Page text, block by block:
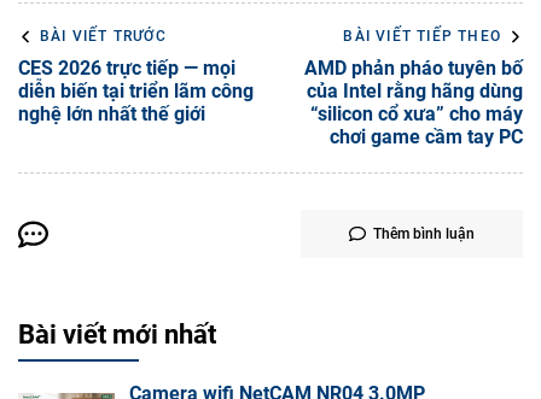
BÀI VIẾT TRƯỚC
CES 2026 trực tiếp — mọi
diễn biến tại triển lãm công
nghệ lớn nhất thế giới
BÀI VIẾT TIẾP THEO
AMD phản pháo tuyên bố
của Intel rằng hãng dùng
“silicon cổ xưa” cho máy
chơi game cầm tay PC
Thêm bình luận
Bài viết mới nhất
Camera wifi NetCAM NR04 3.0MP